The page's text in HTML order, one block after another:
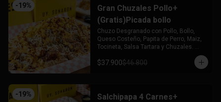
-19%
Gran Chuzales Pollo+
(Gratis)Picada bollo
Chuzo Desgranado con Pollo, Bollo,
Queso Costeño, Papita de Perro, Maiz,
Tocineta, Salsa Tartara y Chuzales.
Acompañado de una Picada de Bollo
(Gratis)
$37.900$46.800
-19%
Salchipapa 4 Carnes+